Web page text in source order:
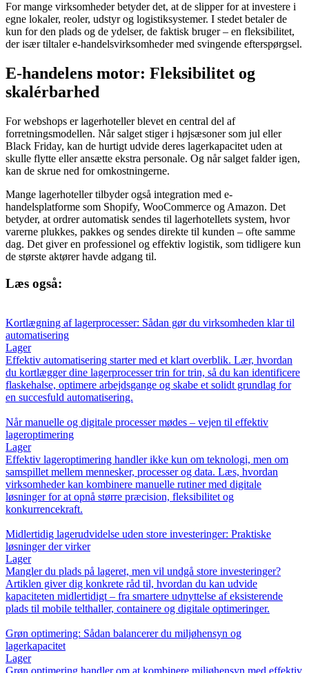
For mange virksomheder betyder det, at de slipper for at investere i
egne lokaler, reoler, udstyr og logistiksystemer. I stedet betaler de
kun for den plads og de ydelser, de faktisk bruger – en fleksibilitet,
der især tiltaler e-handelsvirksomheder med svingende efterspørgsel.
E-handelens motor: Fleksibilitet og
skalérbarhed
For webshops er lagerhoteller blevet en central del af
forretningsmodellen. Når salget stiger i højsæsoner som jul eller
Black Friday, kan de hurtigt udvide deres lagerkapacitet uden at
skulle flytte eller ansætte ekstra personale. Og når salget falder igen,
kan de skrue ned for omkostningerne.
Mange lagerhoteller tilbyder også integration med e-
handelsplatforme som Shopify, WooCommerce og Amazon. Det
betyder, at ordrer automatisk sendes til lagerhotellets system, hvor
varerne plukkes, pakkes og sendes direkte til kunden – ofte samme
dag. Det giver en professionel og effektiv logistik, som tidligere kun
de største aktører havde adgang til.
Læs også:
Kortlægning af lagerprocesser: Sådan gør du virksomheden klar til
automatisering
Lager
Effektiv automatisering starter med et klart overblik. Lær, hvordan
du kortlægger dine lagerprocesser trin for trin, så du kan identificere
flaskehalse, optimere arbejdsgange og skabe et solidt grundlag for
en succesfuld automatisering.
Når manuelle og digitale processer mødes – vejen til effektiv
lageroptimering
Lager
Effektiv lageroptimering handler ikke kun om teknologi, men om
samspillet mellem mennesker, processer og data. Læs, hvordan
virksomheder kan kombinere manuelle rutiner med digitale
løsninger for at opnå større præcision, fleksibilitet og
konkurrencekraft.
Midlertidig lagerudvidelse uden store investeringer: Praktiske
løsninger der virker
Lager
Mangler du plads på lageret, men vil undgå store investeringer?
Artiklen giver dig konkrete råd til, hvordan du kan udvide
kapaciteten midlertidigt – fra smartere udnyttelse af eksisterende
plads til mobile telthaller, containere og digitale optimeringer.
Grøn optimering: Sådan balancerer du miljøhensyn og
lagerkapacitet
Lager
Grøn optimering handler om at kombinere miljøhensyn med effektiv